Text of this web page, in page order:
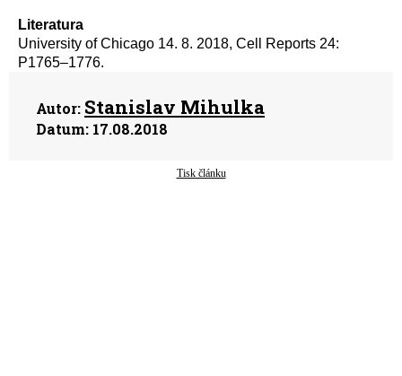
Literatura
University of Chicago 14. 8. 2018, Cell Reports 24:
P1765–1776.
Autor: Stanislav Mihulka
Datum: 17.08.2018
Tisk článku